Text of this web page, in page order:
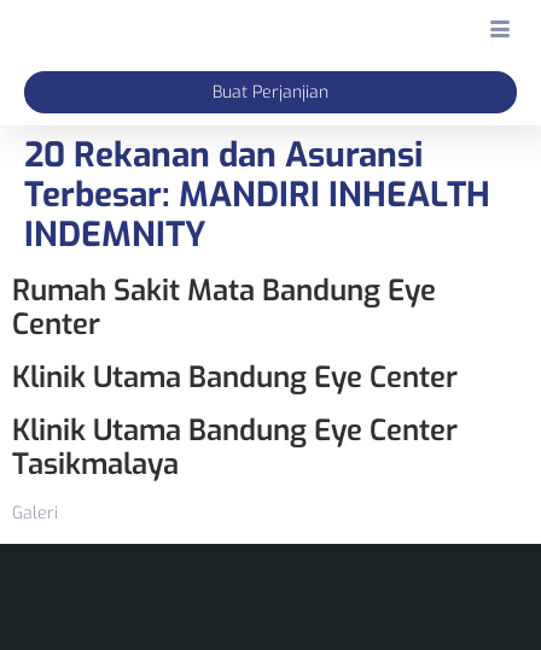
Buat Perjanjian
20 Rekanan dan Asuransi
Terbesar: MANDIRI INHEALTH
INDEMNITY
Rumah Sakit Mata Bandung Eye
Center
Klinik Utama Bandung Eye Center
Klinik Utama Bandung Eye Center
Tasikmalaya
Galeri